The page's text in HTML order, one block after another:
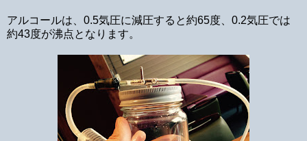
アルコールは、0.5気圧に減圧すると約65度、0.2気圧では
約43度が沸点となります。